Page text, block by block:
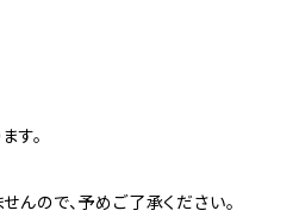
す。
んので、予めご了承ください。